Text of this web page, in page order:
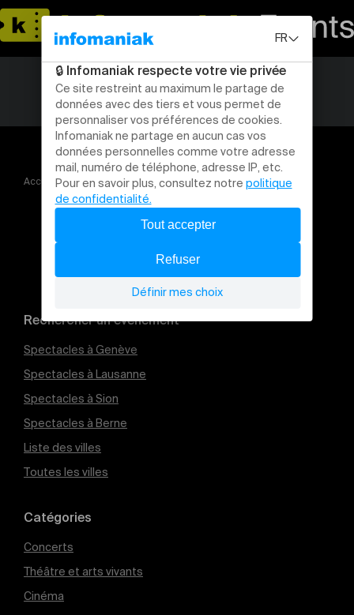
Accueil Concerts La Yegros (ARG)
Rechercher un évènement
Spectacles à Genève
Spectacles à Lausanne
Spectacles à Sion
Spectacles à Berne
Liste des villes
Toutes les villes
Catégories
Concerts
Théâtre et arts vivants
Cinéma